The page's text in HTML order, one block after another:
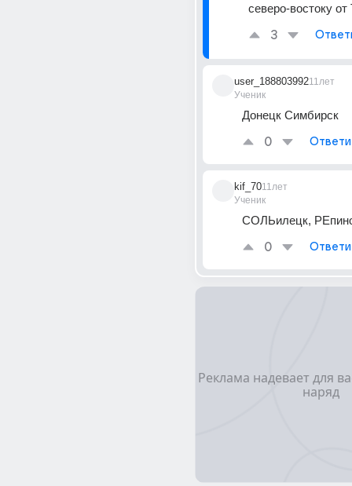
северо-востоку
3
user_188803992
Ученик
11лет
Донецк Симбирск
0
kif_70
Ученик
11лет
СОЛЬилецк,
0